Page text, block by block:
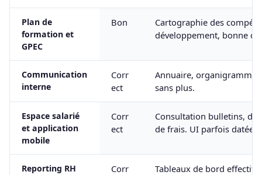
Plan de
formation et
GPEC
Bon
Cartographie des
développement, bonne
Communication
interne
Corr
ect
Annuaire, organigramme,
sans plus.
Espace salarié
et application
mobile
Corr
ect
Consultation bulletins,
de frais. UI parfois datée.
Reporting RH
Corr
Tableaux de bord